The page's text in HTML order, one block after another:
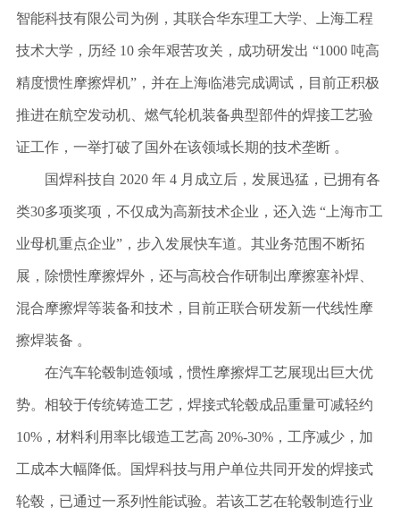
新闻动态
智能科技有限公司为例，其联合华东理工大学、上海工程
技术大学，历经 10 余年艰苦攻关，成功研发出 “1000 吨高
精度惯性摩擦焊机”，并在上海临港完成调试，目前正积极
推进在航空发动机、燃气轮机装备典型部件的焊接工艺验
证工作，一举打破了国外在该领域长期的技术垄断 。
国焊科技自 2020 年 4 月成立后，发展迅猛，已拥有各
类30多项奖项，不仅成为高新技术企业，还入选 “上海市工
业母机重点企业”，步入发展快车道。其业务范围不断拓
展，除惯性摩擦焊外，还与高校合作研制出摩擦塞补焊、
混合摩擦焊等装备和技术，目前正联合研发新一代线性摩
擦焊装备 。
在汽车轮毂制造领域，惯性摩擦焊工艺展现出巨大优
势。相较于传统铸造工艺，焊接式轮毂成品重量可减轻约
10%，材料利用率比锻造工艺高 20%-30%，工序减少，加
工成本大幅降低。国焊科技与用户单位共同开发的焊接式
轮毂，已通过一系列性能试验。若该工艺在轮毂制造行业